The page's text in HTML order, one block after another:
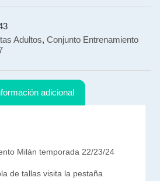
Adultos, Conjunto Entrenamiento
adicional
Milán temporada 22/23/24
de tallas visita la pestaña